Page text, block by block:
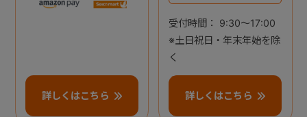
詳しくはこちら
受付時間： 9:30～17:00
※土日祝日・年末年始を除
く
詳しくはこちら